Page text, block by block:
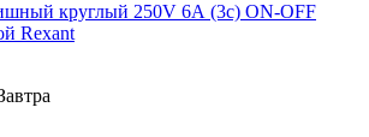
круглый 250V 6А (3с) ON-OFF
Rexant